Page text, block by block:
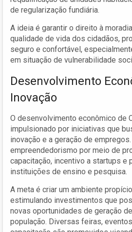
de regularização fundiária.
A ideia é garantir o direito à
qualidade de vida dos cidadãos,
seguro e confortável,
em situação de vulnerabilidade
Desenvolvimento
Inovação
O desenvolvimento econômico de
impulsionado por iniciativas que
inovação e a geração de
empreendedorismo por meio de
capacitação, incentivo a startups e
instituições de ensino e pesquisa.
A meta é criar um ambiente
estimulando investimentos que
novas oportunidades de geração
população. Diversas feiras,